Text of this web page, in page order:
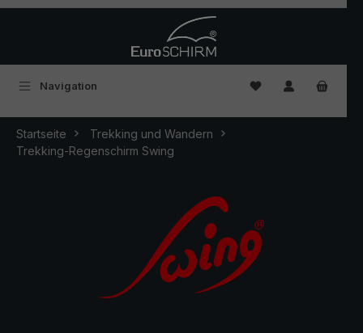
Navigation Du hast 0
Startseite
Trekking und Wandern
Trekking-Regenschirm Swing